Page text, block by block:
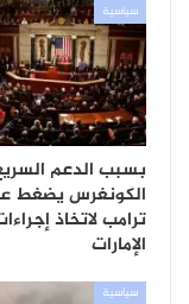
سياسية
بسبب الدعم
الكونغرس يضغط
ترامب لاتخاذ
الإمارات
سياسية